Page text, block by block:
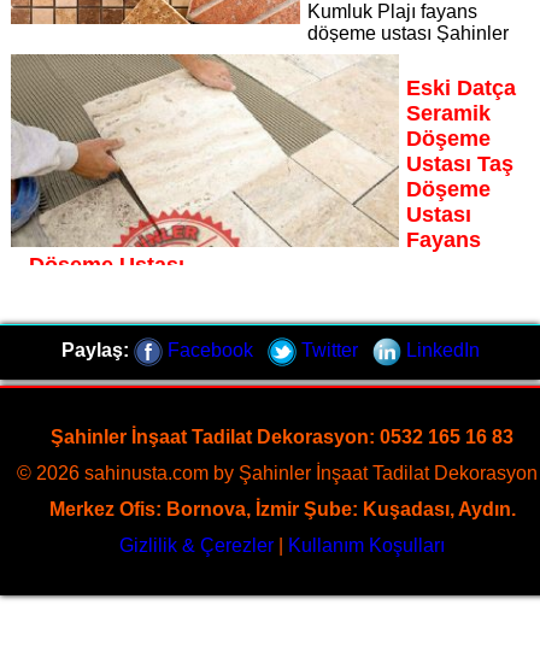
Kumluk Plajı fayans
döşeme ustası Şahinler
İnşaat Dekorasyon, zeminlerinizi sanat eseri gibi işleyen
uzman kadrosuyla Kumluk Plajı bölgesine özel hizmet
sunuyor
Sayfaya Git
Eski Datça
Seramik
Döşeme
Ustası Taş
Döşeme
Ustası
Fayans
Döşeme Ustası
Dekorasyon, zeminlerinizi sanat eseri gibi işleyen uzman
kadrosuyla Eski Datça bölgesine özel hizmet sunuyor
Sayfaya Git
Paylaş: Facebook Twitter LinkedIn
Şahinler İnşaat Tadilat Dekorasyon: 0532 165 16 83
© 2026 sahinusta.com by Şahinler İnşaat Tadilat
Merkez Ofis: Bornova, İzmir Şube: Kuşadası, Aydın.
Gizlilik & Çerezler
Kullanım Koşulları